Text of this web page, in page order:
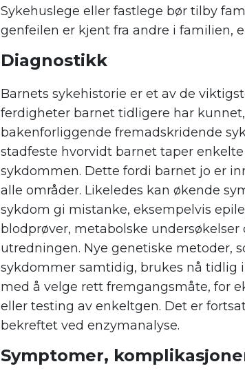
Sykehuslege eller fastlege bør tilby
genfeilen er kjent fra andre i familien,
Diagnostikk
Barnets sykehistorie er et av de
ferdigheter barnet tidligere har
bakenforliggende fremadskridende
stadfeste hvorvidt barnet taper
sykdommen. Dette fordi barnet jo er
alle områder. Likeledes kan økende
sykdom gi mistanke, eksempelvis
blodprøver, metabolske
utredningen. Nye genetiske metoder,
sykdommer samtidig, brukes nå tidlig
med å velge rett fremgangsmåte, for
eller testing av enkeltgen. Det er
bekreftet ved enzymanalyse.
Symptomer,